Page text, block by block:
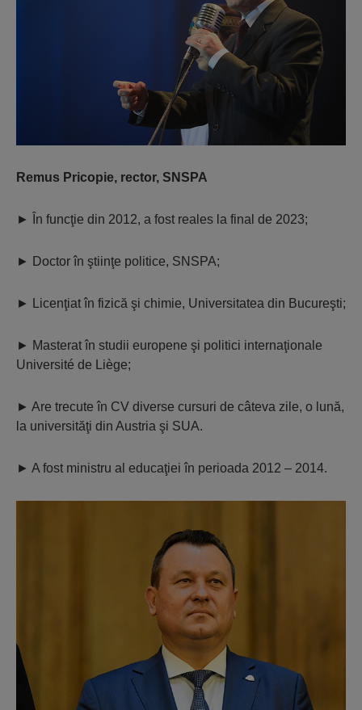
Remus Pricopie, rector, SNSPA
► În funcţie din 2012, a fost reales la final de 2023;
► Doctor în ştiinţe politice, SNSPA;
► Licenţiat în fizică şi chimie, Universitatea din Bucureşti;
► Masterat în studii europene şi politici internaţionale
Université de Liège;
► Are trecute în CV diverse cursuri de câteva zile, o lună,
la universităţi din Austria şi SUA.
► A fost ministru al educaţiei în perioada 2012 – 2014.